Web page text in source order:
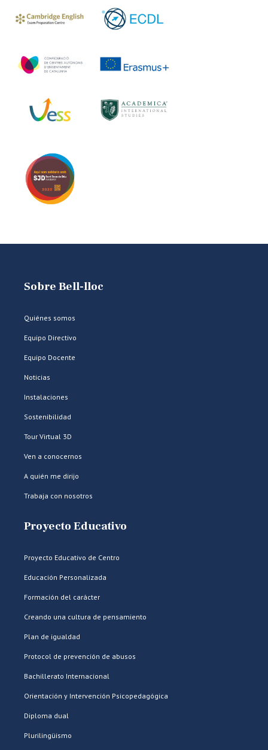
Sobre Bell-lloc
Quiénes somos
Equipo Directivo
Equipo Docente
Noticias
Instalaciones
Sostenibilidad
Tour Virtual 3D
Ven a conocernos
A quién me dirijo
Trabaja con nosotros
Proyecto Educativo
Proyecto Educativo de Centro
Educación Personalizada
Formación del carácter
Creando una cultura de pensamiento
Plan de igualdad
Protocol de prevención de abusos
Bachillerato Internacional
Orientación y Intervención Psicopedagógica
Diploma dual
Plurilingüismo